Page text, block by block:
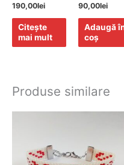
190,00lei
Citește
mai mult
90,00lei
Adaugă
coș
Produse similare